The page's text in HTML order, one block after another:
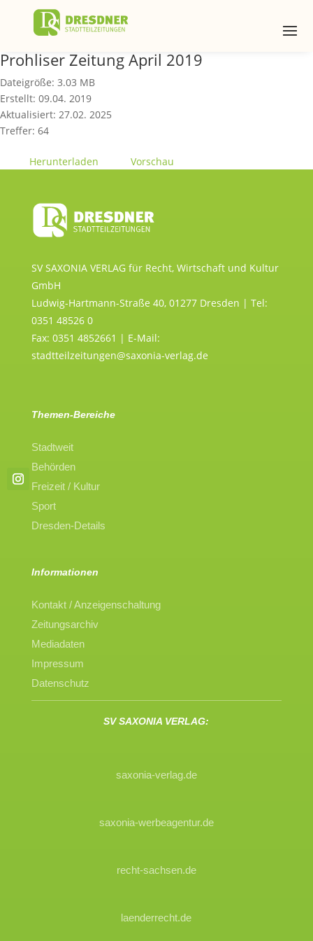
Prohliser Zeitung April 2019
Dateigröße: 3.03 MB
Erstellt: 09.04. 2019
Aktualisiert: 27.02. 2025
Treffer: 64
Herunterladen Vorschau
SV SAXONIA VERLAG für Recht, Wirtschaft und Kultur
GmbH
Ludwig-Hartmann-Straße 40, 01277 Dresden | Tel:
0351 48526 0
Fax: 0351 4852661 | E-Mail:
stadtteilzeitungen@saxonia-verlag.de
Themen-Bereiche
Stadtweit
Behörden
Freizeit / Kultur
Sport
Dresden-Details
Informationen
Kontakt / Anzeigenschaltung
Zeitungsarchiv
Mediadaten
Impressum
Datenschutz
SV SAXONIA VERLAG:
saxonia-verlag.de
saxonia-werbeagentur.de
recht-sachsen.de
laenderrecht.de